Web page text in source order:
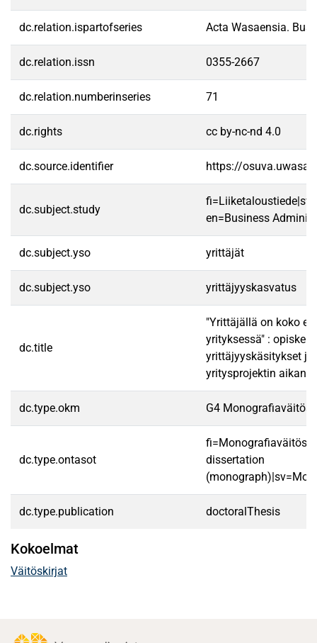
dc.relation.ispartofseries Acta Wasaensia.
dc.relation.issn 0355-2667
dc.relation.numberinseries 71
dc.rights cc by-nc-nd 4.0
dc.source.identifier https://
dc.subject.study
en=Business
dc.subject.yso yrittäjät
dc.subject.yso yrittäjyyskasvatus
dc.title
"Yrittäjällä on koko
yrityksessä" :
yrittäjyyskäsitykset
yritysprojektin aikana
dc.type.okm G4
dc.type.ontasot
dissertation
dc.type.publication doctoralThesis
Kokoelmat
Väitöskirjat